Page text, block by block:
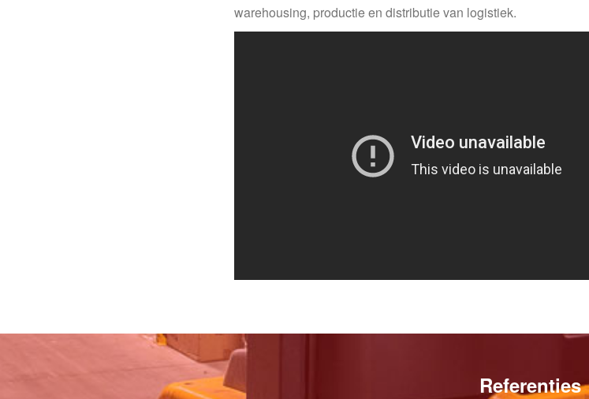
warehousing, productie en distributie van logistiek.
Referenties